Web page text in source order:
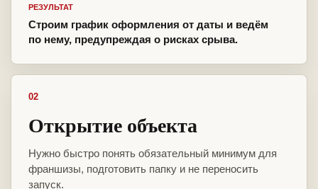
РЕЗУЛЬТАТ
Строим график оформления от даты и ведём
по нему, предупреждая о рисках срыва.
02
Открытие объекта
Нужно быстро понять обязательный минимум для
франшизы, подготовить папку и не переносить
запуск.